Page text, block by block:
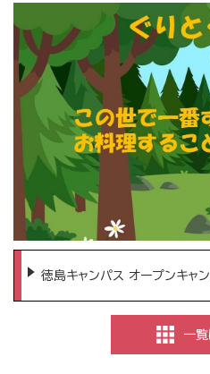
徳島キャンパス オープンキャ
一